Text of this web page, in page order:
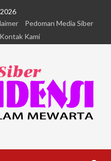
Pedoman Media Siber
Kontak Kami